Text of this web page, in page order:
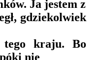
Ja jestem z
gdziekolwiek
tego kraju. Bo
nie